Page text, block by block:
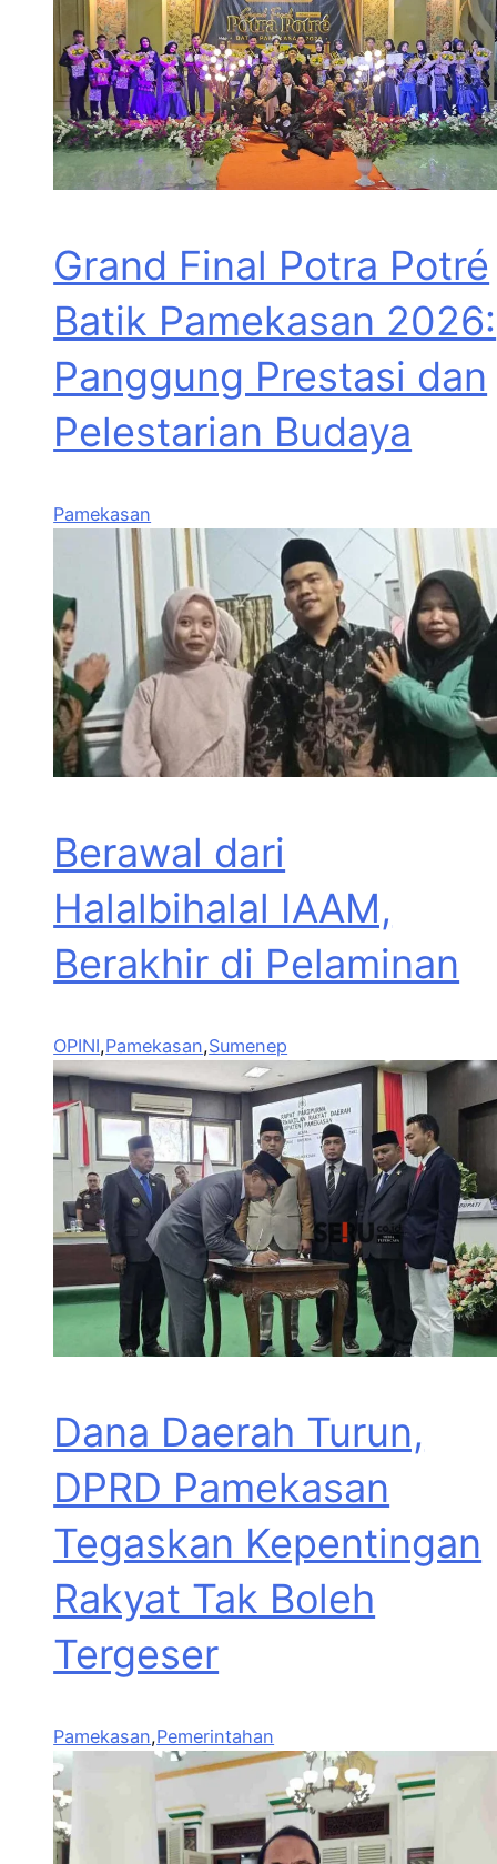
Grand Final Potra Potré
Batik Pamekasan 2026:
Panggung Prestasi dan
Pelestarian Budaya
Pamekasan
Berawal dari
Halalbihalal IAAM,
Berakhir di Pelaminan
OPINI,Pamekasan,Sumenep
Dana Daerah Turun,
DPRD Pamekasan
Tegaskan Kepentingan
Rakyat Tak Boleh
Tergeser
Pamekasan,Pemerintahan